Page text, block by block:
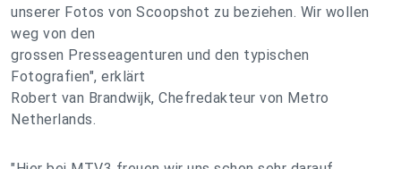
unserer Fotos von Scoopshot zu beziehen. Wir wollen
weg von den
grossen Presseagenturen und den typischen
Fotografien", erklärt
Robert van Brandwijk, Chefredakteur von Metro
Netherlands.